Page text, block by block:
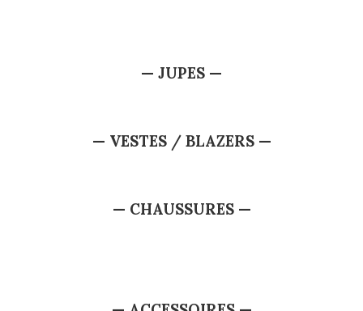
— JUPES —
— VESTES / BLAZERS —
— CHAUSSURES —